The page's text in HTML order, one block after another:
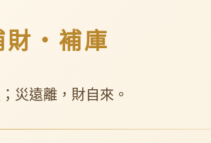
・補庫
災遠離，財自來。